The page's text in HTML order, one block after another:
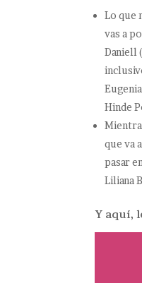
Lo que
vas a
Daniell
Hinde
que va
pasar
Liliana
Y aquí,